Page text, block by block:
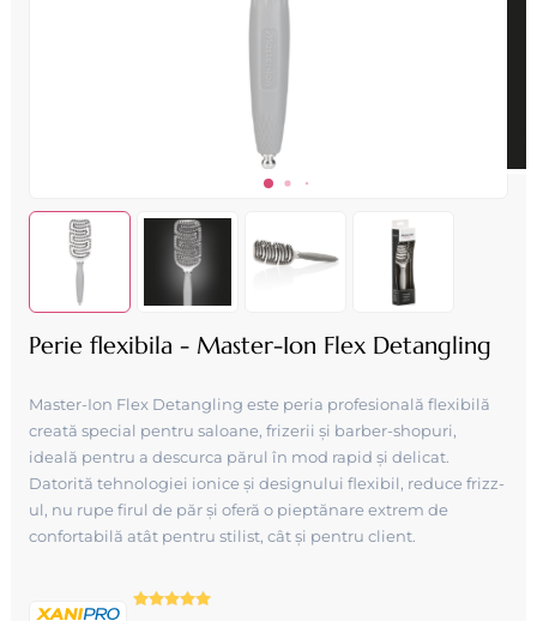
Perie flexibila - Master-Ion Flex Detangling
Master-Ion Flex Detangling este peria profesională flexibilă
creată special pentru saloane, frizerii și barber-shopuri,
ideală pentru a descurca părul în mod rapid și delicat.
Datorită tehnologiei ionice și designului flexibil, reduce frizz-
ul, nu rupe firul de păr și oferă o pieptănare extrem de
confortabilă atât pentru stilist, cât și pentru client.